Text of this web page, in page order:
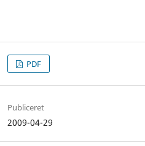
PDF
Publiceret
2009-04-29